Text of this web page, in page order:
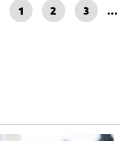
1 2 3 …